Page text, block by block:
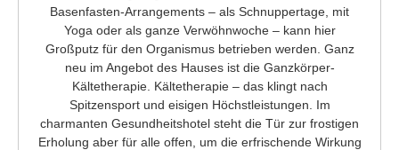
Basenfasten-Arrangements – als Schnuppertage, mit
Yoga oder als ganze Verwöhnwoche – kann hier
Großputz für den Organismus betrieben werden. Ganz
neu im Angebot des Hauses ist die Ganzkörper-
Kältetherapie. Kältetherapie – das klingt nach
Spitzensport und eisigen Höchstleistungen. Im
charmanten Gesundheitshotel steht die Tür zur frostigen
Erholung aber für alle offen, um die erfrischende Wirkung